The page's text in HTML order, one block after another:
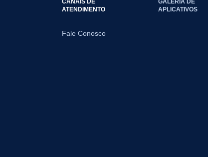
ATENDIMENTO
Fale Conosco
APLICATIVOS